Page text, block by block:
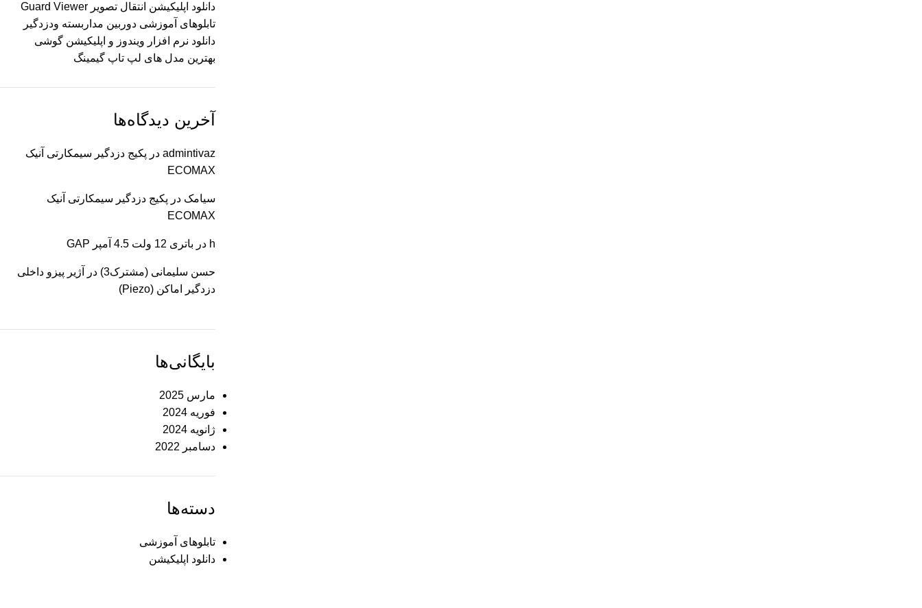
دانلود اپلیکیشن انتقال تصویر Guard Viewer
تابلوهای آموزشی دوربین مداربسته ودزدگیر
دانلود نرم افزار ویندوز و اپلیکیشن گوشی
بهترین مدل های لپ تاپ گیمینگ
آخرین دیدگاه‌ها
admintivaz در پکیج دزدگیر سیمکارتی آنیک
ECOMAX
سیامک در پکیج دزدگیر سیمکارتی آنیک
ECOMAX
h در باتری 12 ولت 4.5 آمپر GAP
حسن سلیمانی (مشترک3) در
آژیر پیزو داخلی
دزدگیر اماکن (Piezo)
بایگانی‌ها
مارس 2025
فوریه 2024
ژانویه 2024
دسامبر 2022
دسته‌ها
تابلوهای آموزشی
دانلود اپلیکیشن